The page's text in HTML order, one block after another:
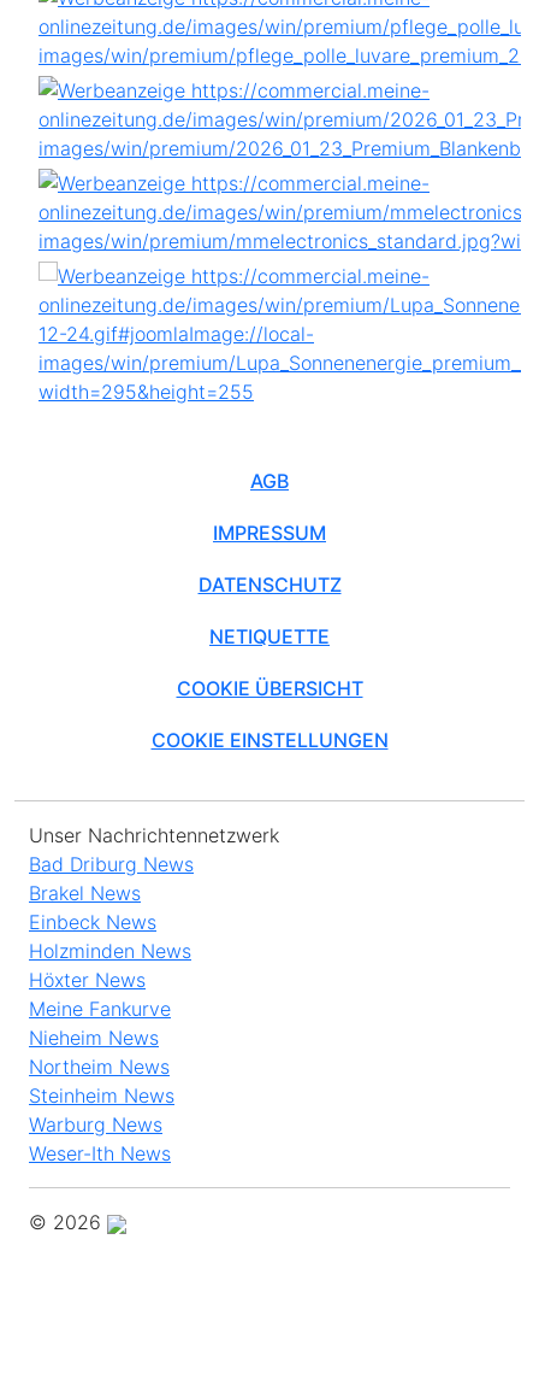
AGB
IMPRESSUM
DATENSCHUTZ
NETIQUETTE
COOKIE ÜBERSICHT
COOKIE EINSTELLUNGEN
Unser Nachrichtennetzwerk
Bad Driburg News
Brakel News
Einbeck News
Holzminden News
Höxter News
Meine Fankurve
Nieheim News
Northeim News
Steinheim News
Warburg News
Weser-Ith News
© 2026